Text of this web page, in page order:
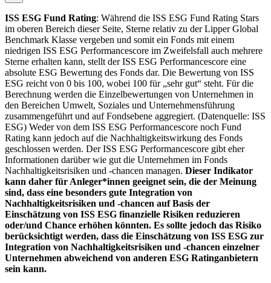
ISS ESG Fund Rating: Während die ISS ESG Fund Rating Stars
im oberen Bereich dieser Seite, Sterne relativ zu der Lipper Global
Benchmark Klasse vergeben und somit ein Fonds mit einem
niedrigen ISS ESG Performancescore im Zweifelsfall auch mehrere
Sterne erhalten kann, stellt der ISS ESG Performancescore eine
absolute ESG Bewertung des Fonds dar. Die Bewertung von ISS
ESG reicht von 0 bis 100, wobei 100 für „sehr gut“ steht. Für die
Berechnung werden die Einzelbewertungen von Unternehmen in
den Bereichen Umwelt, Soziales und Unternehmensführung
zusammengeführt und auf Fondsebene aggregiert. (Datenquelle: ISS
ESG) Weder von dem ISS ESG Performancescore noch Fund
Rating kann jedoch auf die Nachhaltigkeitswirkung des Fonds
geschlossen werden. Der ISS ESG Performancescore gibt eher
Informationen darüber wie gut die Unternehmen im Fonds
Nachhaltigkeitsrisiken und -chancen managen. Dieser Indikator
kann daher für Anleger*innen geeignet sein, die der Meinung
sind, dass eine besonders gute Integration von
Nachhaltigkeitsrisiken und -chancen auf Basis der
Einschätzung von ISS ESG finanzielle Risiken reduzieren
oder/und Chance erhöhen könnten. Es sollte jedoch das Risiko
berücksichtigt werden, dass die Einschätzung von ISS ESG zur
Integration von Nachhaltigkeitsrisiken und -chancen einzelner
Unternehmen abweichend von anderen ESG Ratinganbietern
sein kann.